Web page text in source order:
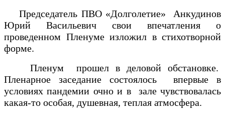
Председатель ПВО «Долголетие» Анкудинов
Юрий Васильевич свои впечатления о
проведенном Пленуме изложил в стихотворной
форме.
Пленум прошел в деловой обстановке.
Пленарное заседание состоялось впервые в
условиях пандемии очно и в зале чувствовалась
какая-то особая, душевная, теплая атмосфера.